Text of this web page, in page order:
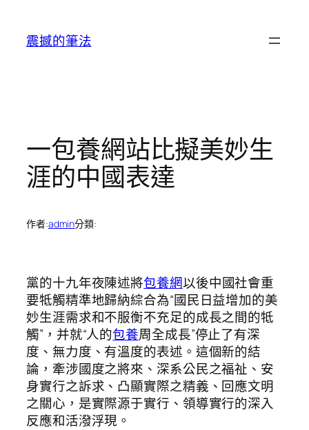
震撼的筆法
一包養網站比擬美妙生
涯的中國表達
作者:admin分類:
黨的十九年夜陳述將包養網以後中國社會重
要牴觸精準地歸納綜合為“國民日益增加的美
妙生涯需求和不服衡不充足的成長之間的牴
觸”，并就“人的包養周全成長”停止了有深
度、無力度、有溫度的表述。這個新的結
論，牽涉國度之將來、深系公民之福祉、安
身實行之訴求、凸顯實際之精義、回應文明
之關心，是實際源于實行、領導實行的深入
反應和活潑浮現。